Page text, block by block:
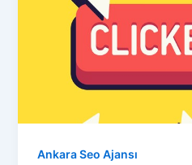
Ankara Seo Ajansı